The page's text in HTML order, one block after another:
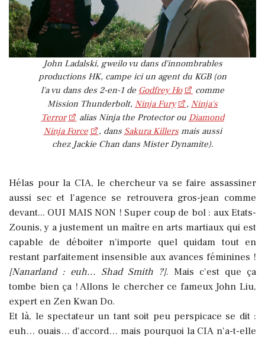
John Ladalski, gweilo vu dans d'innombrables
productions HK, campe ici un agent du KGB (on
l'a vu dans des 2-en-1 de Godfrey Ho
comme
Mission Thunderbolt, Ninja Fury , Ninja's
Terror
alias Ninja the Protector ou Diamond
Ninja Force
, dans Sakura Killersmais aussi
chez Jackie Chan dans Mister Dynamite).
Hélas pour la CIA, le chercheur va se faire assassiner
aussi sec et l'agence se retrouvera gros-jean comme
devant... OUI MAIS NON ! Super coup de bol : aux Etats-
Zounis, y a justement un maître en arts martiaux qui est
capable de déboiter n'importe quel quidam tout en
restant parfaitement insensible aux avances féminines !
[Nanarland : euh... Shad Smith ?]. Mais c'est que ça
tombe bien ça ! Allons le chercher ce fameux John Liu,
expert en Zen Kwan Do.
Et là, le spectateur un tant soit peu perspicace se dit :
euh… ouais… d'accord… mais pourquoi la CIA n'a-t-elle